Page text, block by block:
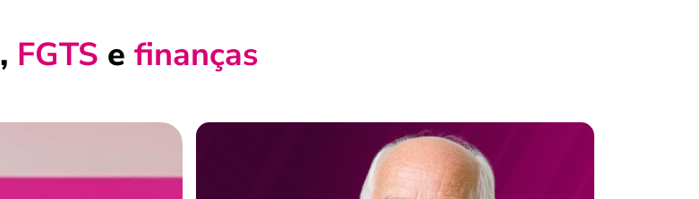
, FGTS e finanças